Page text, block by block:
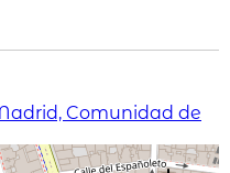
Comunidad de